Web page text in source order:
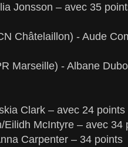
Jonsson – avec 35
Châtelaillon) - Aude
Marseille) - Albane
Clark – avec 24 points
Eilidh McIntyre – avec 34
Carpenter – 34 points